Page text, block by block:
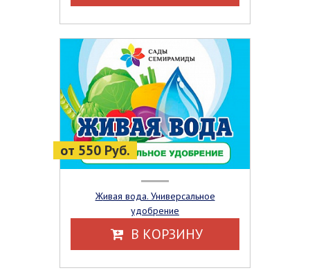
от 550 Руб.
Живая вода. Универсальное
удобрение
В КОРЗИНУ